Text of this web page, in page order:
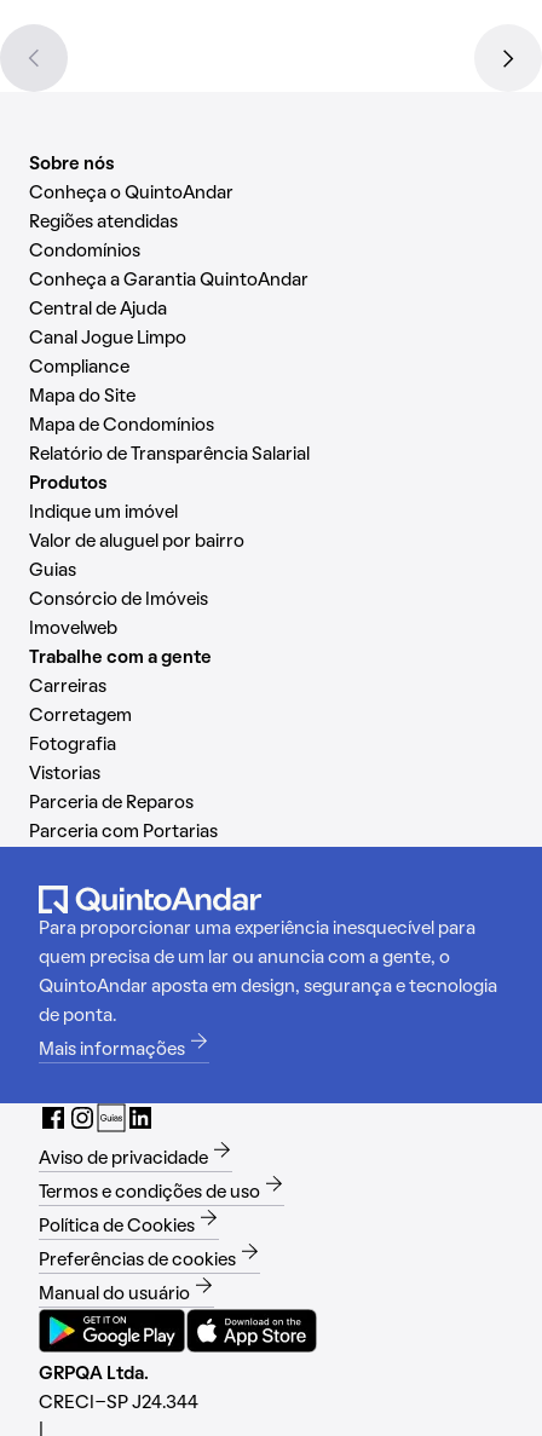
Sobre nós
Conheça o QuintoAndar
Regiões atendidas
Condomínios
Conheça a Garantia QuintoAndar
Central de Ajuda
Canal Jogue Limpo
Compliance
Mapa do Site
Mapa de Condomínios
Relatório de Transparência Salarial
Produtos
Indique um imóvel
Valor de aluguel por bairro
Guias
Consórcio de Imóveis
Imovelweb
Trabalhe com a gente
Carreiras
Corretagem
Fotografia
Vistorias
Parceria de Reparos
Parceria com Portarias
Para proporcionar uma experiência inesquecível para
quem precisa de um lar ou anuncia com a gente, o
QuintoAndar aposta em design, segurança e tecnologia
de ponta.
Mais informações
Aviso de privacidade
Termos e condições de uso
Política de Cookies
Preferências de cookies
Manual do usuário
GRPQA Ltda.
CRECI-SP J24.344